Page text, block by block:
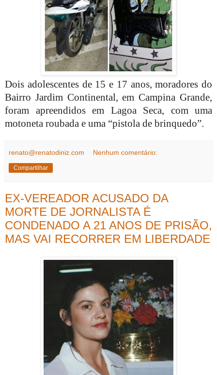
Dois adolescentes de 15 e 17 anos, moradores do
Bairro Jardim Continental, em Campina Grande,
foram apreendidos em Lagoa Seca, com uma
motoneta roubada e uma “pistola de brinquedo”.
renato@renatodiniz.com Nenhum comentário:
Compartilhar
EX-VEREADOR ACUSADO DA
MORTE DE JORNALISTA É
CONDENADO A 21 ANOS DE PRISÃO,
MAS VAI RECORRER EM LIBERDADE